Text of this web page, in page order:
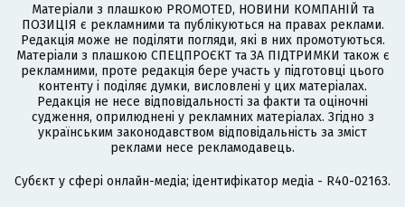
Матеріали з плашкою PROMOTED, НОВИНИ КОМПАНІЙ та
ПОЗИЦІЯ є рекламними та публікуються на правах реклами.
Редакція може не поділяти погляди, які в них промотуються.
Матеріали з плашкою СПЕЦПРОЄКТ та ЗА ПІДТРИМКИ також є
рекламними, проте редакція бере участь у підготовці цього
контенту і поділяє думки, висловлені у цих матеріалах.
Редакція не несе відповідальності за факти та оціночні
судження, оприлюднені у рекламних матеріалах. Згідно з
українським законодавством відповідальність за зміст
реклами несе рекламодавець.
Cубєкт у сфері онлайн-медіа; ідентифікатор медіа - R40-02163.